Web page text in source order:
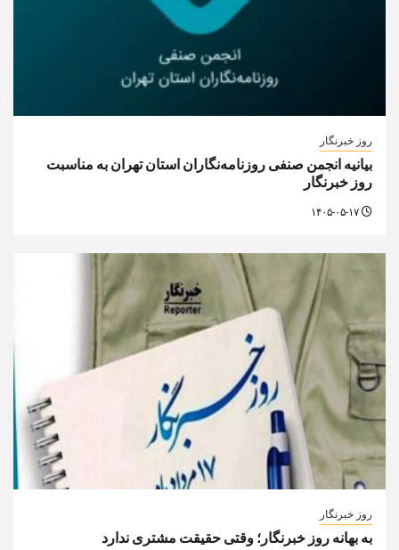
روز خبرنگار
بیانیه انجمن صنفی روزنامه‌نگاران استان تهران به مناسبت
روز خبرنگار
روز خبرنگار
به بهانه روز خبرنگار؛ وقتی حقیقت مشتری ندارد